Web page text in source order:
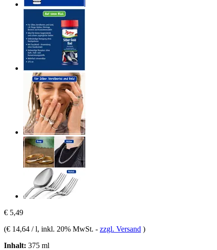
€ 5,49
(€ 14,64 / l, inkl. 20% MwSt. - zzgl. Versand )
Inhalt: 375 ml